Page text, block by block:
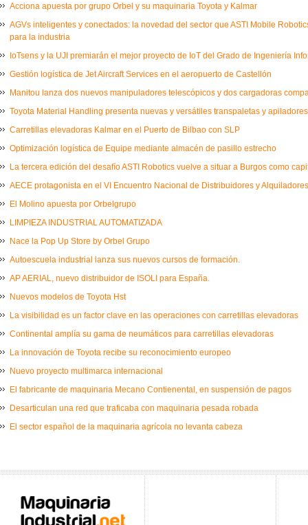
Acciona apuesta por grupo Orbel y su maquinaria Toyota y Kalmar
AGVs inteligentes y conectados: la novedad del sector que ASTI Mobile
para la industria
IoTsens y la UJI premiarán el mejor proyecto de IoT del Grado de Ingeniería
Gestión logística de Jet Aircraft Services en el aeropuerto de Castellón
Manitou lanza dos nuevos manipuladores telescópicos y dos cargadoras
Toyota Material Handling presenta nuevas y versátiles transpaletas y
Carretillas elevadoras Kalmar en el Puerto de Bilbao con SLP
Optimización logística de Equipe mediante almacén de pasillo estrecho
La tercera edición del desafío ASTI Robotics vuelve a situar a Burgos como
AECE protagonista en el VI Encuentro Nacional de Distribuidores y
El Molino apuesta por Orbelgrupo
LIMPIEZA INDUSTRIAL AUTOMATIZADA
Nace la Pop Up Store by Orbel Grupo
Autoescuela industrial lanza sus nuevos cursos de formación.
AP AERIAL, nuevo distribuidor de ISOLI para España.
Nuevos modelos de Toyota Hst
La visibilidad es un factor clave en las operaciones con carretillas elevadoras
Continental amplía su gama de neumáticos para carretillas elevadoras
La innovación de Toyota recibe su reconocimiento europeo
Nuevo proyecto multimarca internacional
El fabricante de maquinaria Mecano Contienental, en suspensión de pagos
Desarticulan una red que traficaba con maquinaria pesada robada
El sector español de la maquinaria agrícola no levanta cabeza